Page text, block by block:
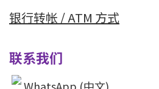
银行转帐 / ATM 方式
联系我们